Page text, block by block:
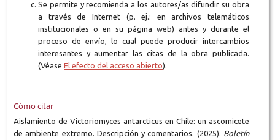
Se permite y recomienda a los autores/as difundir su obra
a través de Internet (p. ej.: en archivos telemáticos
institucionales o en su página web) antes y durante el
proceso de envío, lo cual puede producir intercambios
interesantes y aumentar las citas de la obra publicada.
(Véase El efecto del acceso abierto).
Cómo citar
Aislamiento de Victoriomyces antarcticus en Chile: un ascomicete
de ambiente extremo. Descripción y comentarios. (2025). Boletín